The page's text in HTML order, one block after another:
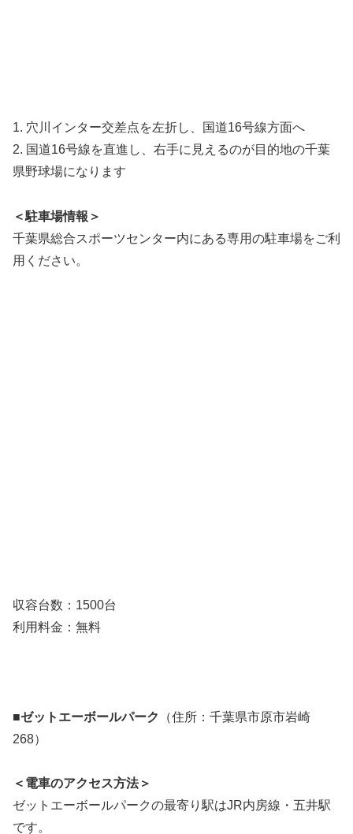
1. 穴川インター交差点を左折し、国道16号線方面へ
2. 国道16号線を直進し、右手に見えるのが目的地の千葉
県野球場になります
＜駐車場情報＞
千葉県総合スポーツセンター内にある専用の駐車場をご利
用ください。
収容台数：1500台
利用料金：無料
■ゼットエーボールパーク
（住所：千葉県市原市岩崎
268）
＜電車のアクセス方法＞
ゼットエーボールパークの最寄り駅はJR内房線・五井駅
です。